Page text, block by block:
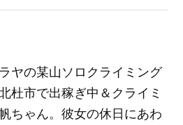
ヤの某山ソロクライミング
杜市で出稼ぎ中＆クライミ
ちゃん。彼女の休日にあわ